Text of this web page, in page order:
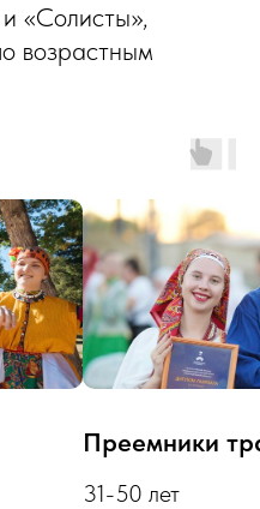
«Солисты»,
возрастным
Преемники
31-50 лет